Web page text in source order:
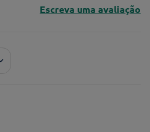
Escreva uma avaliação